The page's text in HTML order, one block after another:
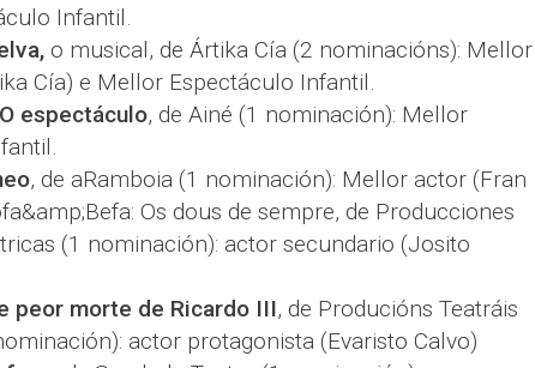
Infantil.
o musical, de Ártika Cía (2 nominacións): Mellor
Cía) e Mellor Espectáculo Infantil.
espectáculo, de Ainé (1 nominación): Mellor
, de aRamboia (1 nominación): Mellor actor (Fran
Os dous de sempre, de Producciones
(1 nominación): actor secundario (Josito
peor morte de Ricardo III, de Producións Teatráis
actor protagonista (Evaristo Calvo)